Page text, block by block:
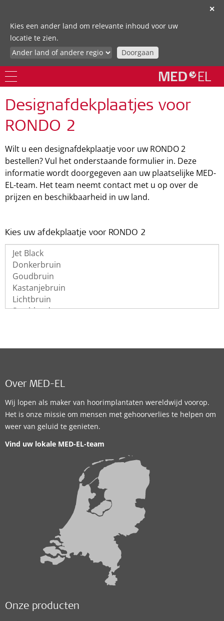
✕
Kies een ander land om relevante inhoud voor uw
locatie te zien.
Doorgaan
Designafdekplaatjes voor
RONDO 2
Wilt u een designafdekplaatje voor uw RONDO 2
bestellen? Vul het onderstaande formulier in. Deze
informatie wordt doorgegeven aan uw plaatselijke MED-
EL-team. Het team neemt contact met u op over de
prijzen en beschikbaarheid in uw land.
Kies uw afdekplaatje voor RONDO 2
Over MED-EL
Wij lopen als maker van hoorimplantaten wereldwijd voorop.
Het is onze missie om mensen met gehoorverlies te helpen om
weer van geluid te genieten.
Vind uw lokale MED-EL-team
Onze producten